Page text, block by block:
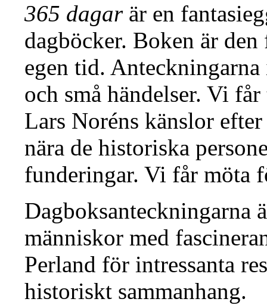
365 dagarär en
dagböcker. Boken är
egen tid.
och små händelser. Vi
Lars Noréns känslor
nära de historiska
funderingar. Vi får möta
Dagboksanteckningarna
människor med
Perland för intressanta
historiskt sammanhang.